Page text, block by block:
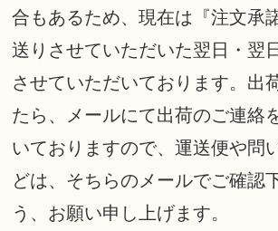
合もあるため、現在は『注文承
送りさせていただいた翌日・翌
させていただいております。出
たら、メールにて出荷のご連絡
いておりますので、運送便や問
どは、そちらのメールでご確認
う、お願い申し上げます。